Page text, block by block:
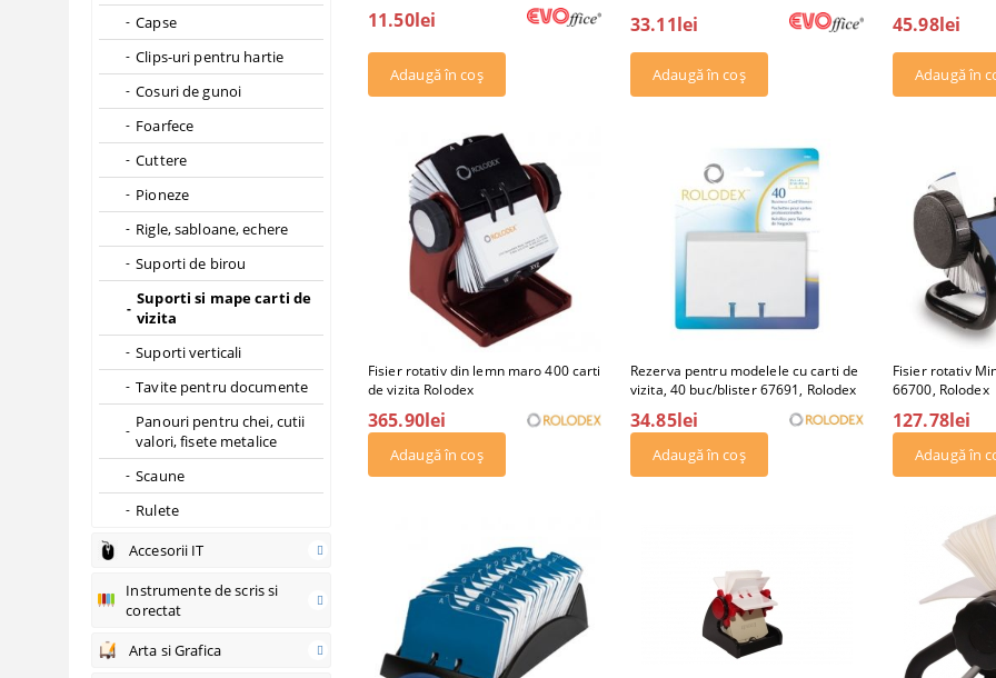
Capse
Clips-uri pentru hartie
Cosuri de gunoi
Foarfece
Cuttere
Pioneze
Rigle, sabloane, echere
Suporti de birou
Suporti si mape carti de
vizita
Suporti verticali
Tavite pentru documente
Panouri pentru chei, cutii
valori, fisete metalice
Scaune
Rulete
Accesorii IT
Instrumente de scris si
corectat
Arta si Grafica
11.50lei 33.11lei 45.98lei
Fisier rotativ din lemn maro 400 carti
de vizita Rolodex
365.90lei
Rezerva pentru modelele cu carti de
vizita, 40 buc/blister 67691, Rolodex
34.85lei
Fisier rotativ
66700, Rolodex
127.78lei